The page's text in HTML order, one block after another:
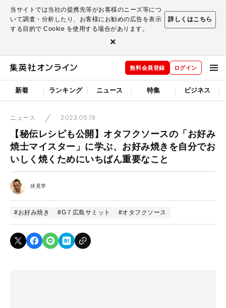
当サイトでは当社の提携先等がお客様のニーズ等につ
いて調査・分析したり、お客様にお勧めの広告を表示
する目的で Cookie を使用する場合があります。
詳しくはこちら
×
無料会員登録 ログイン
新着 ランキング ニュース 特集 ビジネス
ニュース 2023.05.19
【秘伝レシピも公開】オタフクソースの「お好み
焼士マイスター」に学ぶ、お好み焼きを自分でお
いしく焼くためにいちばん重要なこと
伏見学
#お好み焼き #G７広島サミット #オタフクソース